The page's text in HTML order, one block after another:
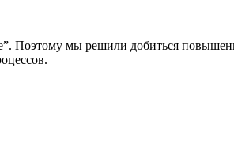
мы решили добиться